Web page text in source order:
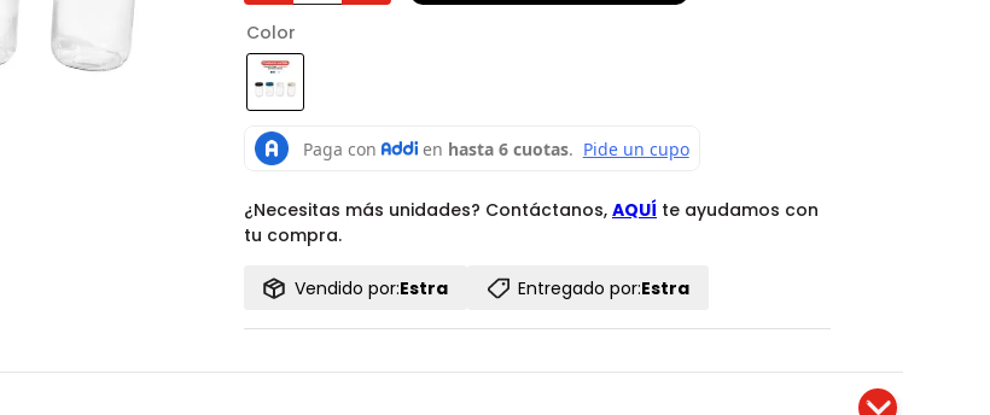
Color
¿Necesitas más unidades? Contáctanos, AQUÍ te ayudamos con
tu compra.
Vendido por:Estra Entregado por:Estra